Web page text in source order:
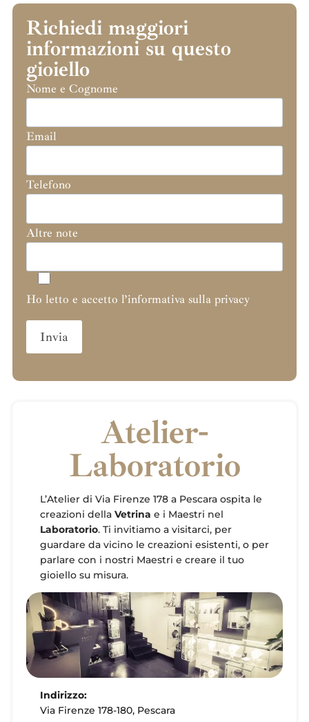
Richiedi maggiori
informazioni su questo
gioiello
Nome e Cognome
Email
Telefono
Altre note
Ho letto e accetto l’informativa sulla privacy
Atelier-
Laboratorio
L’Atelier di Via Firenze 178 a Pescara ospita le
creazioni della Vetrina e i Maestri nel
Laboratorio. Ti invitiamo a visitarci, per
guardare da vicino le creazioni esistenti, o per
parlare con i nostri Maestri e creare il tuo
gioiello su misura.
Indirizzo:
Via Firenze 178-180, Pescara